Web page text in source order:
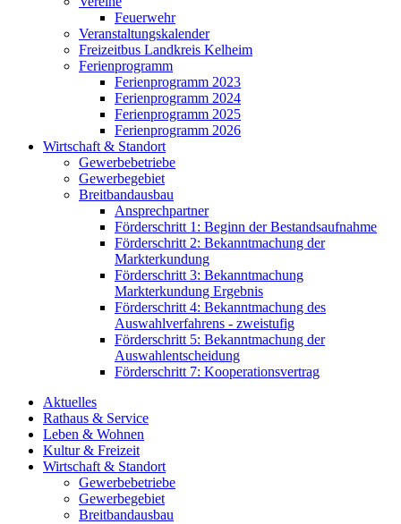
Feuerwehr
Veranstaltungskalender
Freizeitbus Landkreis Kelheim
Ferienprogramm
Ferienprogramm 2023
Ferienprogramm 2024
Ferienprogramm 2025
Ferienprogramm 2026
Wirtschaft & Standort
Gewerbebetriebe
Gewerbegebiet
Breitbandausbau
Ansprechpartner
Förderschritt 1: Beginn der Bestandsaufnahme
Förderschritt 2: Bekanntmachung der
Markterkundung
Förderschritt 3: Bekanntmachung
Markterkundung Ergebnis
Förderschritt 4: Bekanntmachung des
Auswahlverfahrens - zweistufig
Förderschritt 5: Bekanntmachung der
Auswahlentscheidung
Förderschritt 7: Kooperationsvertrag
Aktuelles
Rathaus & Service
Leben & Wohnen
Kultur & Freizeit
Wirtschaft & Standort
Gewerbebetriebe
Gewerbegebiet
Breitbandausbau